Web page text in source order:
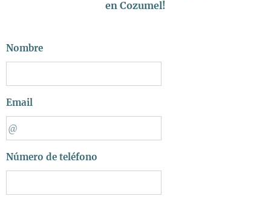
en Cozumel!
Nombre
Email
Número de teléfono